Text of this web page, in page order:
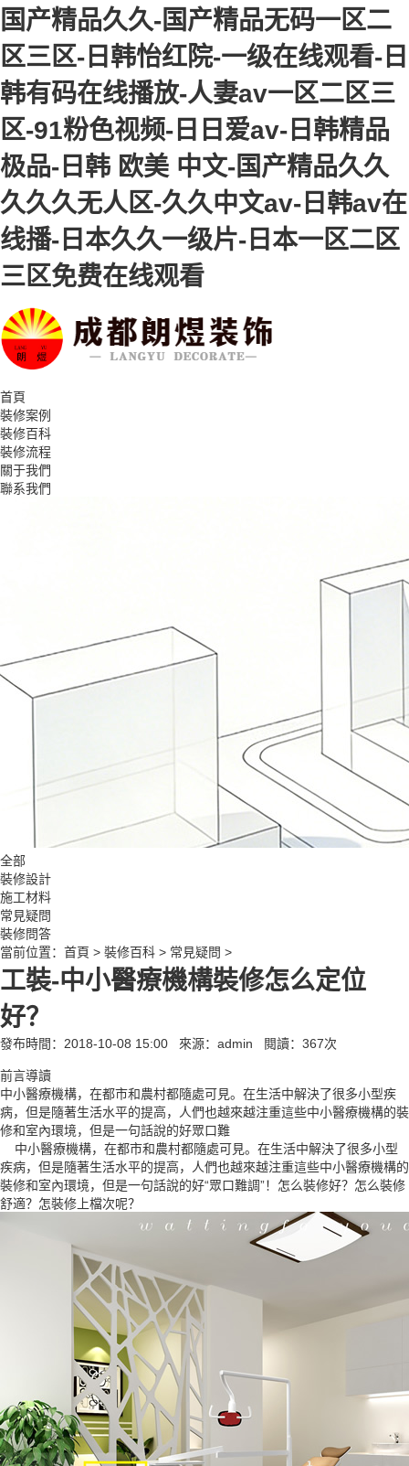
国产精品久久-国产精品无码一区二
区三区-日韩怡红院-一级在线观看-日
韩有码在线播放-人妻av一区二区三
区-91粉色视频-日日爱av-日韩精品
极品-日韩 欧美 中文-国产精品久久
久久久无人区-久久中文av-日韩av在
线播-日本久久一级片-日本一区二区
三区免费在线观看
首頁
裝修案例
裝修百科
裝修流程
關于我們
聯系我們
全部
裝修設計
施工材料
常見疑問
裝修問答
當前位置： 首頁 > 裝修百科 > 常見疑問 >
工裝-中小醫療機構裝修怎么定位
好？
發布時間：2018-10-08 15:00 來源：admin 閱讀： 367次
前言導讀
中小醫療機構，在都市和農村都隨處可見。在生活中解決了很多小型疾
病，但是隨著生活水平的提高，人們也越來越注重這些中小醫療機構的裝
修和室內環境，但是一句話說的好眾口難
中小醫療機構，在都市和農村都隨處可見。在生活中解決了很多小型
疾病，但是隨著生活水平的提高，人們也越來越注重這些中小醫療機構的
裝修和室內環境，但是一句話說的好“眾口難調”！怎么裝修好？怎么裝修
舒適？怎裝修上檔次呢？